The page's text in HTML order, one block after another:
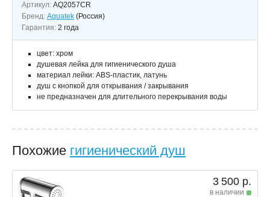
Артикул: AQ2057CR
Бренд: Aquatek (Россия)
Гарантия: 2 года
цвет: хром
душевая лейка для гигиенического душа
материал лейки: ABS-пластик, латунь
душ с кнопкой для открывания / закрывания
не предназначен для длительного перекрывания воды
Похожие гигиенический душ
3 500 р.
в наличии